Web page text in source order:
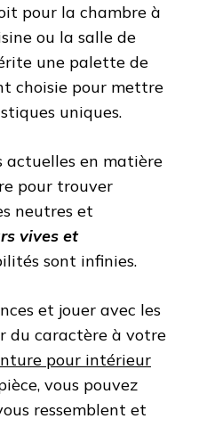
pour la chambre à
ou la salle de
une palette de
choisie pour mettre
uniques.
actuelles en matière
pour trouver
neutres et
vives et
sont infinies.
et jouer avec les
du caractère à votre
pour intérieur
vous pouvez
ressemblent et